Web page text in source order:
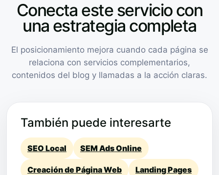
Conecta este servicio con
una estrategia completa
El posicionamiento mejora cuando cada página se
relaciona con servicios complementarios,
contenidos del blog y llamadas a la acción claras.
También puede interesarte
SEO Local SEM Ads Online
Creación de Página Web Landing Pages